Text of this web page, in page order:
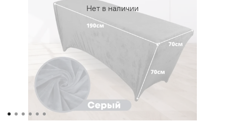
Нет в наличии